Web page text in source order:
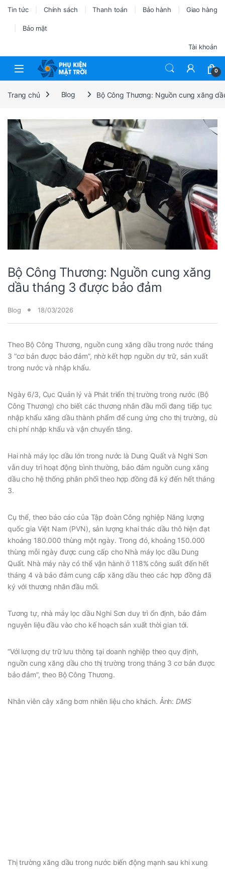
Tin tức Chính sách Thanh toán Bảo hành Giao hàng
Bảo mật
Tài khoản
0
Trang chủ Blog Bộ Công Thương: Nguồn cung xăng
Bộ Công Thương: Nguồn cung xăng
dầu tháng 3 được bảo đảm
Blog 18/03/2026
Theo Bộ Công Thương, nguồn cung xăng dầu trong nước tháng
3 “cơ bản được bảo đảm”, nhờ kết hợp nguồn dự trữ, sản xuất
trong nước và nhập khẩu.
Ngày 6/3, Cục Quản lý và Phát triển thị trường trong nước (Bộ
Công Thương) cho biết các thương nhân đầu mối đang tiếp tục
nhập khẩu xăng dầu thành phẩm để cung ứng cho thị trường, dù
chi phí nhập khẩu và vận chuyển tăng.
Hai nhà máy lọc dầu lớn trong nước là Dung Quất và Nghi Sơn
vẫn duy trì hoạt động bình thường, bảo đảm nguồn cung xăng
dầu cho hệ thống phân phối theo hợp đồng đã ký đến hết tháng
3.
Cụ thể, theo báo cáo của Tập đoàn Công nghiệp Năng lượng
quốc gia Việt Nam (PVN), sản lượng khai thác dầu thô hiện đạt
khoảng 180.000 thùng một ngày. Trong đó, khoảng 150.000
thùng mỗi ngày được cung cấp cho Nhà máy lọc dầu Dung
Quất. Nhà máy này có thể vận hành ở 118% công suất đến hết
tháng 4 và bảo đảm cung cấp xăng dầu theo các hợp đồng đã
ký với thương nhân đầu mối.
Tương tự, nhà máy lọc dầu Nghi Sơn duy trì ổn định, bảo đảm
nguyên liệu đầu vào cho kế hoạch sản xuất thời gian tới.
“Với lượng dự trữ lưu thông tại doanh nghiệp theo quy định,
nguồn cung xăng dầu cho thị trường trong tháng 3 cơ bản được
bảo đảm”, theo Bộ Công Thương.
Nhân viên cây xăng bơm nhiên liệu cho khách. Ảnh: DMS
Thị trường xăng dầu trong nước biến động mạnh sau khi xung